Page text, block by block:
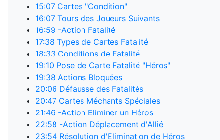
15:07 Cartes "Condition"
16:07 Tours des Joueurs Suivants
16:59 -Action Fatalité
17:38 Types de Cartes Fatalité
18:33 Conditions de Fatalité
19:10 Pose de Carte Fatalité "Héros"
19:38 Actions Bloquées
20:06 Défausse des Fatalités
20:47 Cartes Méchants Spéciales
21:46 -Action Eliminer un Héros
22:58 -Action Déplacement d'Allié
23:54 Résolution d'Elimination de Héros